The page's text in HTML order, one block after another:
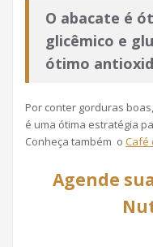
O abacate é
glicêmico e
ótimo
Por conter gorduras
é uma ótima estratégia
Conheça também o Café
Agende